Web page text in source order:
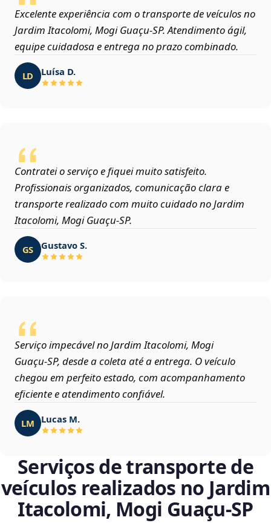
Excelente experiência com o transporte de veículos no
Jardim Itacolomi, Mogi Guaçu‑SP. Atendimento ágil,
equipe cuidadosa e entrega no prazo combinado.
LD Luísa D.
Contratei o serviço e fiquei muito satisfeito.
Profissionais organizados, comunicação clara e
transporte realizado com muito cuidado no Jardim
Itacolomi, Mogi Guaçu‑SP.
GS Gustavo S.
Serviço impecável no Jardim Itacolomi, Mogi
Guaçu‑SP, desde a coleta até a entrega. O veículo
chegou em perfeito estado, com acompanhamento
eficiente e atendimento confiável.
LM Lucas M.
Serviços de transporte de
veículos realizados no Jardim
Itacolomi, Mogi Guaçu‑SP